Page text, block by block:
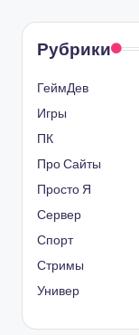
Рубрики
ГеймДев
Игры
ПК
Про Сайты
Просто Я
Сервер
Спорт
Стримы
Универ